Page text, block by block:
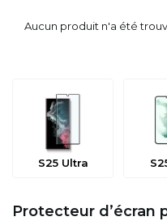
Aucun produit n'a été
S25 Ultra
Protecteur d’écran